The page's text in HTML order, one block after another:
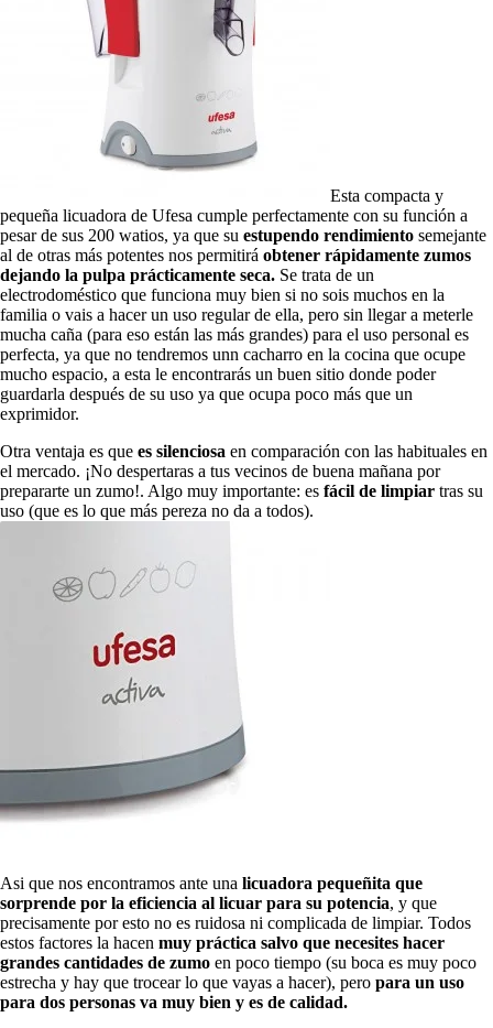
Esta compacta y
pequeña licuadora de Ufesa cumple perfectamente con su función a
pesar de sus 200 watios, ya que su estupendo rendimiento semejante
al de otras más potentes nos permitirá obtener rápidamente zumos
dejando la pulpa prácticamente seca. Se trata de un
electrodoméstico que funciona muy bien si no sois muchos en la
familia o vais a hacer un uso regular de ella, pero sin llegar a meterle
mucha caña (para eso están las más grandes) para el uso personal es
perfecta, ya que no tendremos unn cacharro en la cocina que ocupe
mucho espacio, a esta le encontrarás un buen sitio donde poder
guardarla después de su uso ya que ocupa poco más que un
exprimidor.
Otra ventaja es que es silenciosa en comparación con las habituales en
el mercado. ¡No despertaras a tus vecinos de buena mañana por
prepararte un zumo!. Algo muy importante: es fácil de limpiar tras su
uso (que es lo que más pereza no da a todos).
Asi que nos encontramos ante una licuadora pequeñita que
sorprende por la eficiencia al licuar para su potencia, y que
precisamente por esto no es ruidosa ni complicada de limpiar. Todos
estos factores la hacen muy práctica salvo que necesites hacer
grandes cantidades de zumo en poco tiempo (su boca es muy poco
estrecha y hay que trocear lo que vayas a hacer), pero para un uso
para dos personas va muy bien y es de calidad.